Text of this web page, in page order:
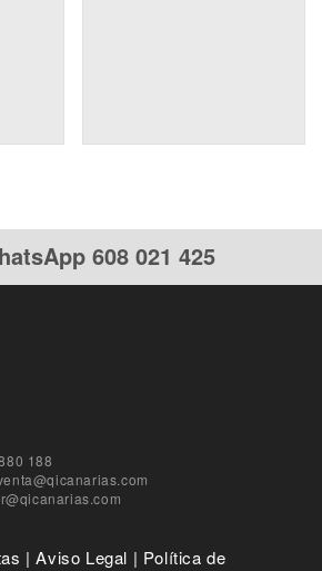
608 021 425
188
|Aviso Legal | Política de